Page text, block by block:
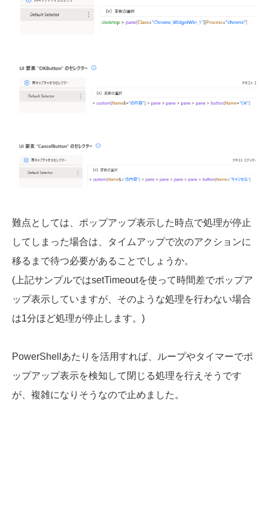
難点としては、ポップアップ表示した時点で処理が停止
してしまった場合は、タイムアップで次のアクションに
移るまで待つ必要があることでしょうか。
(上記サンプルではsetTimeoutを使って時間差でポップア
ップ表示していますが、そのような処理を行わない場合
は1分ほど処理が停止します。)
PowerShellあたりを活用すれば、ループやタイマーでポ
ップアップ表示を検知して閉じる処理を行えそうです
が、複雑になりそうなので止めました。